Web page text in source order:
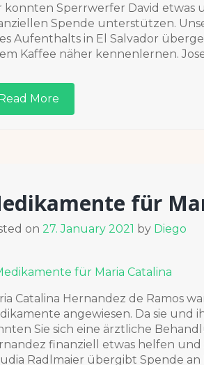
konnten Sperrwerfer David etwas
Spende unterstützen.
Aufenthalts in El Salvador
Kaffee näher kennenlernen.
More
für
on 27. January 2021 by Diego
Catalina Hernandez de Ramos
angewiesen. Da sie und
Sie sich eine ärztliche
finanziell etwas helfen
Radlmaier übergibt Spende an